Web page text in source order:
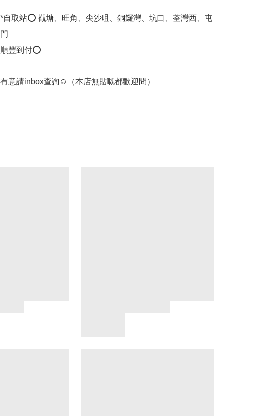
*自取站⭕ 觀塘、旺角、尖沙咀、銅鑼灣、坑口、荃灣西、屯
門
順豐到付⭕
有意請inbox查詢☺️（本店無貼嘅都歡迎問）